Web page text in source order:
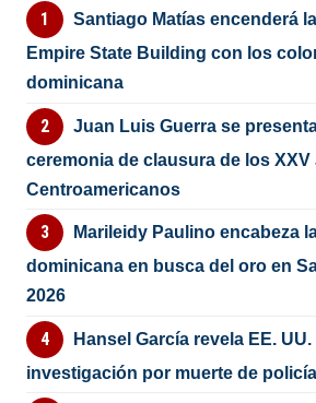
Santiago Matías encenderá
Empire State Building con los
dominicana
Juan Luis Guerra se
ceremonia de clausura de los
Centroamericanos
Marileidy Paulino encabeza
dominicana en busca del oro en
2026
Hansel García revela EE.
investigación por muerte de